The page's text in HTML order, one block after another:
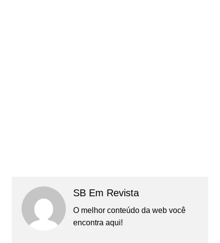
SB Em Revista
O melhor conteúdo da web você
encontra aqui!